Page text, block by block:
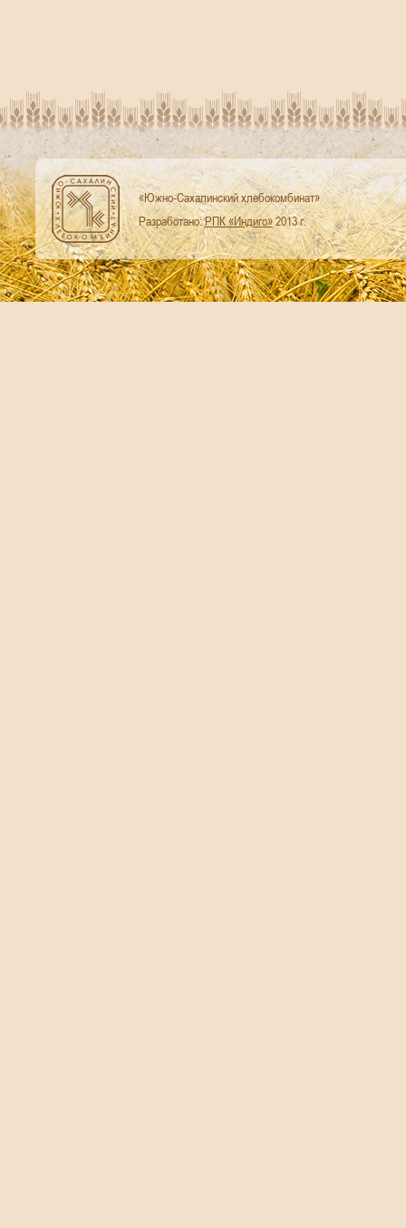
«Южно-Сахалинский хлебокомбинат»
Разработано:РПК «Индиго»2013 г.